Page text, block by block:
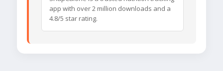
app with over 2 million downloads and a
4.8/5 star rating.